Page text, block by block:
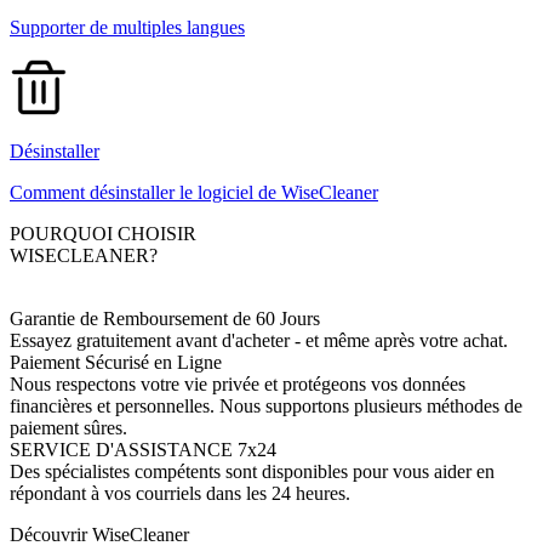
Supporter de multiples langues
Désinstaller
Comment désinstaller le logiciel de WiseCleaner
POURQUOI CHOISIR
WISECLEANER?
Garantie de Remboursement de 60 Jours
Essayez gratuitement avant d'acheter - et même après votre achat.
Paiement Sécurisé en Ligne
Nous respectons votre vie privée et protégeons vos données
financières et personnelles. Nous supportons plusieurs méthodes de
paiement sûres.
SERVICE D'ASSISTANCE 7x24
Des spécialistes compétents sont disponibles pour vous aider en
répondant à vos courriels dans les 24 heures.
Découvrir WiseCleaner